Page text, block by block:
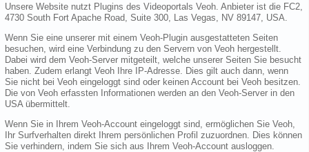
Unsere Website nutzt Plugins des Videoportals Veoh. Anbieter ist die FC2,
4730 South Fort Apache Road, Suite 300, Las Vegas, NV 89147, USA.
Wenn Sie eine unserer mit einem Veoh-Plugin ausgestatteten Seiten
besuchen, wird eine Verbindung zu den Servern von Veoh hergestellt.
Dabei wird dem Veoh-Server mitgeteilt, welche unserer Seiten Sie besucht
haben. Zudem erlangt Veoh Ihre IP-Adresse. Dies gilt auch dann, wenn
Sie nicht bei Veoh eingeloggt sind oder keinen Account bei Veoh besitzen.
Die von Veoh erfassten Informationen werden an den Veoh-Server in den
USA übermittelt.
Wenn Sie in Ihrem Veoh-Account eingeloggt sind, ermöglichen Sie Veoh,
Ihr Surfverhalten direkt Ihrem persönlichen Profil zuzuordnen. Dies können
Sie verhindern, indem Sie sich aus Ihrem Veoh-Account ausloggen.